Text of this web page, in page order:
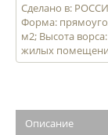
Сделано в:
Форма:
м2; Высота
жилых
Описание